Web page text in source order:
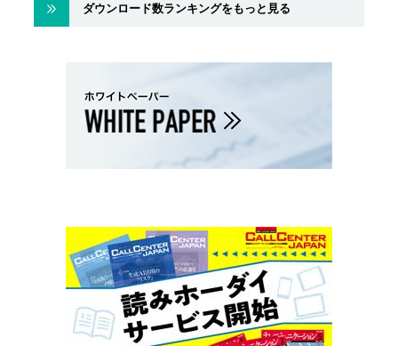
ダウンロード数ランキングをもっと見る